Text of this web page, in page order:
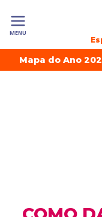
MENU
Mapa do Ano